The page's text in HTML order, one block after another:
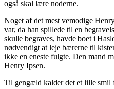
også skal lære noderne.
Noget af det mest vemodige
var, da han spillede til en
skulle begraves, havde boet i
nødvendigt at leje bærerne til
ikke en eneste fulgte. Den mand
Henry Ipsen.
Til gengæld kalder det et lille smil